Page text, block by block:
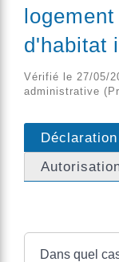
d'habitat
Vérifié le 27/05/
administrative
Déclaration
Dans quel